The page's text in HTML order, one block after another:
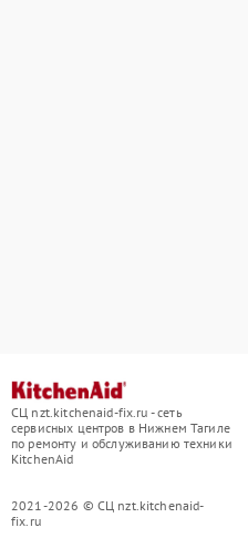
СЦ nzt.kitchenaid-fix.ru - сеть
сервисных центров в Нижнем Тагиле
по ремонту и обслуживанию техники
KitchenAid
2021-2026 © СЦ nzt.kitchenaid-
fix.ru